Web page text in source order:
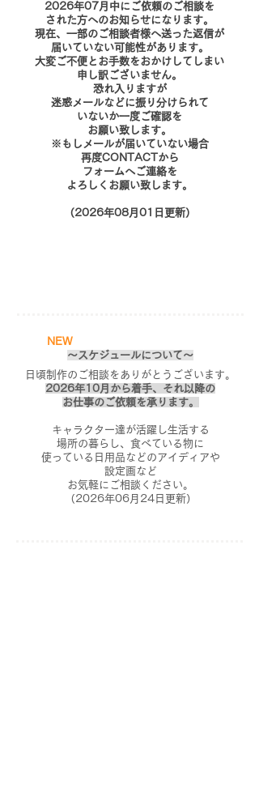
2026年07月中にご依頼のご相談を
​された方へのお知らせになります。
現在、一部のご相談者様へ送った返信が
届いていない可能性があります。
大変ご不便とお手数をおかけしてしまい
申し訳ございません。
恐れ入りますが
迷惑メールなどに振り分けられて
いないか一度ご確認を
お願い致します。
※もしメールが届いていない場合
再度CONTACTから
フォームへご連絡を
​よろしくお願い致します。
（2026年08月01日更新）
NEW
～スケジュールについて～
日頃制作のご相談をありがとうございます。
2026年10月から着手、それ以降の
お仕事のご依頼を承ります。
キャラクター達が活躍し生活する​
場所の暮らし、食べている物に
使っている日用品などのアイディアや
設定画など
​お気軽にご相談ください。
（2026年06月24日更新）